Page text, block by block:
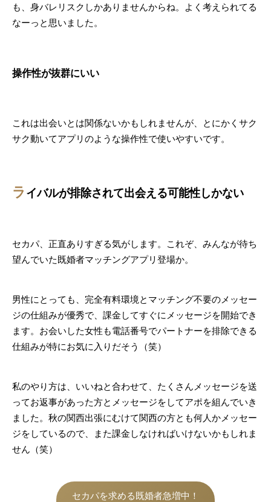
も、身バレリスクしかありませんからね。よく考えられてる
なーっと思いました。
操作性が抜群にいい
これは出会いとは関係ないかもしれませんが、とにかくサク
サク動いてアプリのような操作性で使いやすいです。
ラ イバルが排除されて出会える可能性しかない
セカパ、正直ありすぎる気がします。これぞ、みんなが待ち
望んでいた既婚者マッチングアプリ登場か。
男性にとっても、完全有料環境とマッチング不要のメッセー
ジの仕組みが優秀で、課金してすぐにメッセージを開始でき
ます。お会いした女性も電話番号でパートナーを排除できる
仕組みが特にお気に入りだそう（笑）
私のやり方は、いいねと合わせて、たくさんメッセージを送
ってお返事があった方とメッセージをしてアポを組んでいき
ました。秋の関西出張にむけて関西の方とも何人かメッセー
ジをしているので、また課金しなければいけないかもしれま
せん（笑）
セカパを求める既婚者急増中！